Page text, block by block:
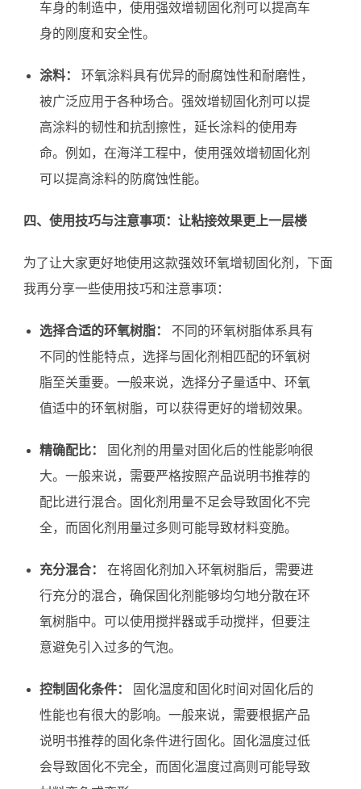
车身的制造中，使用强效增韧固化剂可以提高车
身的刚度和安全性。
涂料：
环氧涂料具有优异的耐腐蚀性和耐磨性，
被广泛应用于各种场合。强效增韧固化剂可以提
高涂料的韧性和抗刮擦性，延长涂料的使用寿
命。例如，在海洋工程中，使用强效增韧固化剂
可以提高涂料的防腐蚀性能。
四、使用技巧与注意事项：让粘接效果更上一层楼
为了让大家更好地使用这款强效环氧增韧固化剂，下面
我再分享一些使用技巧和注意事项：
选择合适的环氧树脂：
不同的环氧树脂体系具有
不同的性能特点，选择与固化剂相匹配的环氧树
脂至关重要。一般来说，选择分子量适中、环氧
值适中的环氧树脂，可以获得更好的增韧效果。
精确配比：
固化剂的用量对固化后的性能影响很
大。一般来说，需要严格按照产品说明书推荐的
配比进行混合。固化剂用量不足会导致固化不完
全，而固化剂用量过多则可能导致材料变脆。
充分混合：
在将固化剂加入环氧树脂后，需要进
行充分的混合，确保固化剂能够均匀地分散在环
氧树脂中。可以使用搅拌器或手动搅拌，但要注
意避免引入过多的气泡。
控制固化条件：
固化温度和固化时间对固化后的
性能也有很大的影响。一般来说，需要根据产品
说明书推荐的固化条件进行固化。固化温度过低
会导致固化不完全，而固化温度过高则可能导致